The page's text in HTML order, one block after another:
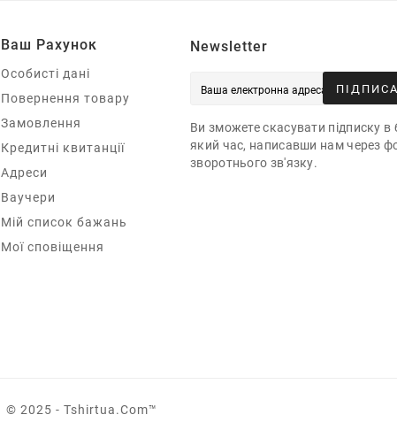
Ваш Рахунок
Особисті дані
Повернення товару
Замовлення
Кредитні квитанції
Адреси
Ваучери
Мій список бажань
Мої сповіщення
Newsletter
Ви зможете скасувати підписку в
який час, написавши нам через
зворотнього зв'язку.
© 2025 - Tshirtua.com™